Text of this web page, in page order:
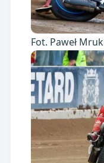
Fot. Paweł Mruk